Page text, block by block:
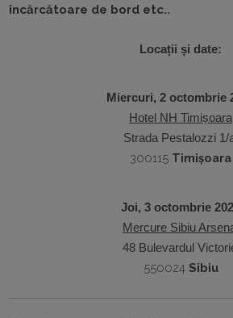
încărcătoare de bord etc..
Locații și date:
Miercuri, 2 octombrie
Hotel NH Timișoara
Strada Pestalozzi 1/
300115 Timișoara
Joi, 3 octombrie
Mercure Sibiu
48 Bulevardul
550024 Sibiu